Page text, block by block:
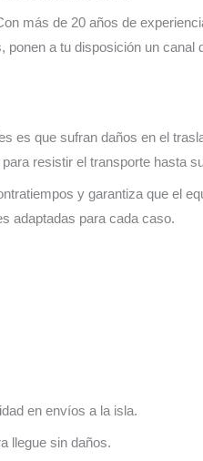
más de 20 años de
a tu disposición un canal
es que sufran daños en el
resistir el transporte hasta
y garantiza que el
adaptadas para cada caso.
en envíos a la isla.
llegue sin daños.